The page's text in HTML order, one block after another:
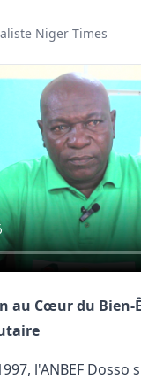
Niger Times
au Cœur du Bien-
l'ANBEF Dosso